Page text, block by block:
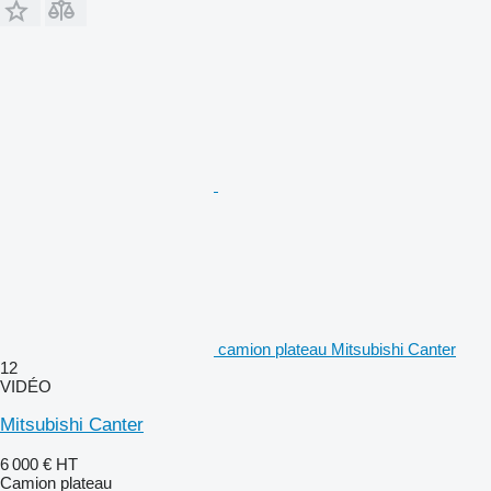
camion plateau Mitsubishi Canter
12
VIDÉO
Mitsubishi Canter
6 000 € HT
Camion plateau